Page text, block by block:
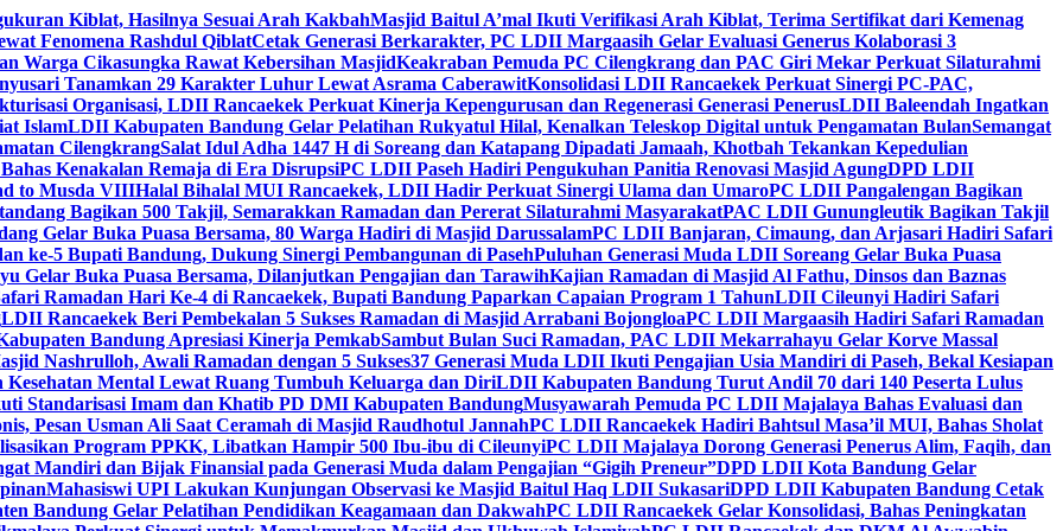
Kiblat, Hasilnya Sesuai Arah KakbahMasjid Baitul A’mal Ikuti Verifikasi Arah Kiblat, Terima Sertifikat dari Kemenag
Fenomena Rashdul QiblatCetak Generasi Berkarakter, PC LDII Margaasih Gelar Evaluasi Generus Kolaborasi 3
Warga Cikasungka Rawat Kebersihan MasjidKeakraban Pemuda PC Cilengkrang dan PAC Giri Mekar Perkuat Silaturahmi
Tanamkan 29 Karakter Luhur Lewat Asrama CaberawitKonsolidasi LDII Rancaekek Perkuat Sinergi PC-PAC,
Organisasi, LDII Rancaekek Perkuat Kinerja Kepengurusan dan Regenerasi Generasi PenerusLDII Baleendah Ingatkan
IslamLDII Kabupaten Bandung Gelar Pelatihan Rukyatul Hilal, Kenalkan Teleskop Digital untuk Pengamatan BulanSemangat
CilengkrangSalat Idul Adha 1447 H di Soreang dan Katapang Dipadati Jamaah, Khotbah Tekankan Kepedulian
Kenakalan Remaja di Era DisrupsiPC LDII Paseh Hadiri Pengukuhan Panitia Renovasi Masjid AgungDPD LDII
to Musda VIIIHalal Bihalal MUI Rancaekek, LDII Hadir Perkuat Sinergi Ulama dan UmaroPC LDII Pangalengan Bagikan
Bagikan 500 Takjil, Semarakkan Ramadan dan Pererat Silaturahmi MasyarakatPAC LDII Gunungleutik Bagikan Takjil
Gelar Buka Puasa Bersama, 80 Warga Hadiri di Masjid DarussalamPC LDII Banjaran, Cimaung, dan Arjasari Hadiri Safari
ke-5 Bupati Bandung, Dukung Sinergi Pembangunan di PasehPuluhan Generasi Muda LDII Soreang Gelar Buka Puasa
Gelar Buka Puasa Bersama, Dilanjutkan Pengajian dan TarawihKajian Ramadan di Masjid Al Fathu, Dinsos dan Baznas
Ramadan Hari Ke-4 di Rancaekek, Bupati Bandung Paparkan Capaian Program 1 TahunLDII Cileunyi Hadiri Safari
LDII Rancaekek Beri Pembekalan 5 Sukses Ramadan di Masjid Arrabani BojongloaPC LDII Margaasih Hadiri Safari Ramadan
Bandung Apresiasi Kinerja PemkabSambut Bulan Suci Ramadan, PAC LDII Mekarrahayu Gelar Korve Massal
Nashrulloh, Awali Ramadan dengan 5 Sukses37 Generasi Muda LDII Ikuti Pengajian Usia Mandiri di Paseh, Bekal Kesiapan
Mental Lewat Ruang Tumbuh Keluarga dan DiriLDII Kabupaten Bandung Turut Andil 70 dari 140 Peserta Lulus
Standarisasi Imam dan Khatib PD DMI Kabupaten BandungMusyawarah Pemuda PC LDII Majalaya Bahas Evaluasi dan
Pesan Usman Ali Saat Ceramah di Masjid Raudhotul JannahPC LDII Rancaekek Hadiri Bahtsul Masa’il MUI, Bahas Sholat
Program PPKK, Libatkan Hampir 500 Ibu-ibu di CileunyiPC LDII Majalaya Dorong Generasi Penerus Alim, Faqih, dan
Mandiri dan Bijak Finansial pada Generasi Muda dalam Pengajian “Gigih Preneur”DPD LDII Kota Bandung Gelar
Mahasiswi UPI Lakukan Kunjungan Observasi ke Masjid Baitul Haq LDII SukasariDPD LDII Kabupaten Bandung Cetak
Bandung Gelar Pelatihan Pendidikan Keagamaan dan DakwahPC LDII Rancaekek Gelar Konsolidasi, Bahas Peningkatan